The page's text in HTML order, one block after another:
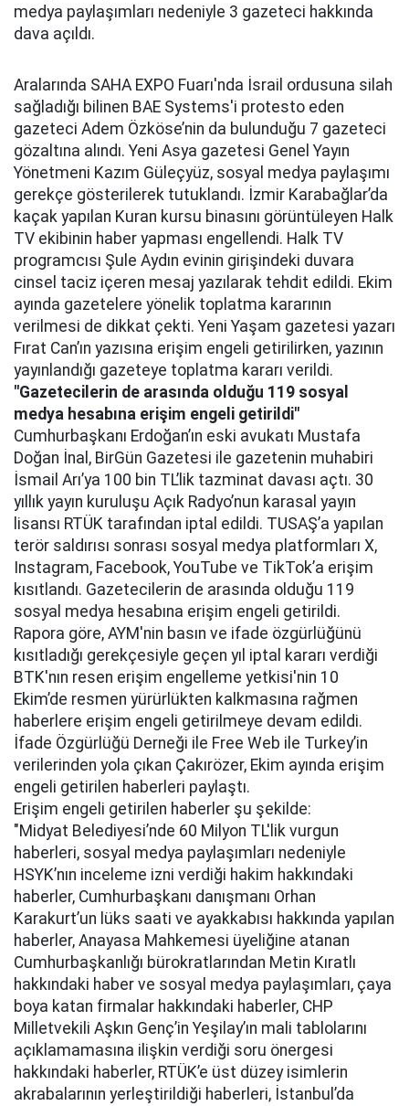
medya paylaşımları nedeniyle 3 gazeteci hakkında
dava açıldı.
Aralarında SAHA EXPO Fuarı'nda İsrail ordusuna silah
sağladığı bilinen BAE Systems'i protesto eden
gazeteci Adem Özköse’nin da bulunduğu 7 gazeteci
gözaltına alındı. Yeni Asya gazetesi Genel Yayın
Yönetmeni Kazım Güleçyüz, sosyal medya paylaşımı
gerekçe gösterilerek tutuklandı. İzmir Karabağlar’da
kaçak yapılan Kuran kursu binasını görüntüleyen Halk
TV ekibinin haber yapması engellendi. Halk TV
programcısı Şule Aydın evinin girişindeki duvara
cinsel taciz içeren mesaj yazılarak tehdit edildi. Ekim
ayında gazetelere yönelik toplatma kararının
verilmesi de dikkat çekti. Yeni Yaşam gazetesi yazarı
Fırat Can’ın yazısına erişim engeli getirilirken, yazının
yayınlandığı gazeteye toplatma kararı verildi.
"Gazetecilerin de arasında olduğu 119 sosyal
medya hesabına erişim engeli getirildi"
Cumhurbaşkanı Erdoğan’ın eski avukatı Mustafa
Doğan İnal, BirGün Gazetesi ile gazetenin muhabiri
İsmail Arı’ya 100 bin TL’lik tazminat davası açtı. 30
yıllık yayın kuruluşu Açık Radyo’nun karasal yayın
lisansı RTÜK tarafından iptal edildi. TUSAŞ’a yapılan
terör saldırısı sonrası sosyal medya platformları X,
Instagram, Facebook, YouTube ve TikTok’a erişim
kısıtlandı. Gazetecilerin de arasında olduğu 119
sosyal medya hesabına erişim engeli getirildi.
Rapora göre, AYM'nin basın ve ifade özgürlüğünü
kısıtladığı gerekçesiyle geçen yıl iptal kararı verdiği
BTK'nın resen erişim engelleme yetkisi'nin 10
Ekim’de resmen yürürlükten kalkmasına rağmen
haberlere erişim engeli getirilmeye devam edildi.
İfade Özgürlüğü Derneği ile Free Web ile Turkey’in
verilerinden yola çıkan Çakırözer, Ekim ayında erişim
engeli getirilen haberleri paylaştı.
Erişim engeli getirilen haberler şu şekilde:
"Midyat Belediyesi’nde 60 Milyon TL'lik vurgun
haberleri, sosyal medya paylaşımları nedeniyle
HSYK’nın inceleme izni verdiği hakim hakkındaki
haberler, Cumhurbaşkanı danışmanı Orhan
Karakurt’un lüks saati ve ayakkabısı hakkında yapılan
haberler, Anayasa Mahkemesi üyeliğine atanan
Cumhurbaşkanlığı bürokratlarından Metin Kıratlı
hakkındaki haber ve sosyal medya paylaşımları, çaya
boya katan firmalar hakkındaki haberler, CHP
Milletvekili Aşkın Genç’in Yeşilay’ın mali tablolarını
açıklamamasına ilişkin verdiği soru önergesi
hakkındaki haberler, RTÜK’e üst düzey isimlerin
akrabalarının yerleştirildiği haberleri, İstanbul’da